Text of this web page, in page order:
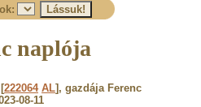
naplója
222064 AL], gazdája Ferenc
08-11